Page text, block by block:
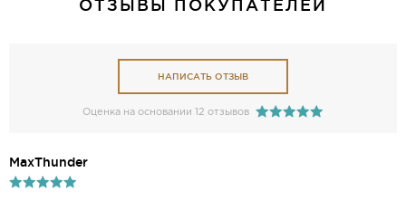
ОТЗЫВЫ ПОКУПАТЕЛЕЙ
НАПИСАТЬ ОТЗЫВ
Оценка на основании 12 отзывов
MaxThunder